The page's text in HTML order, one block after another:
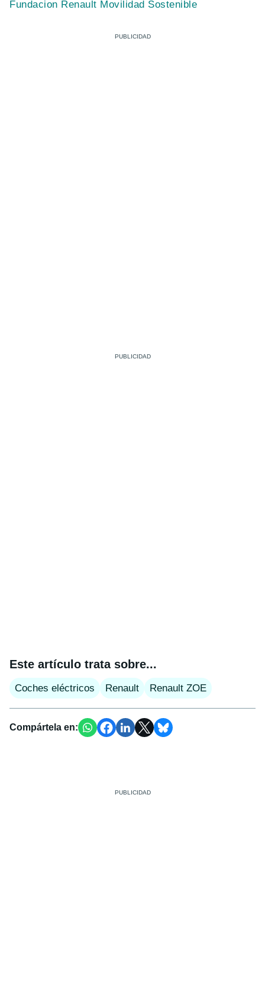
Fundacion Renault Movilidad Sostenible
Este artículo trata sobre...
Coches eléctricos Renault Renault ZOE
Compártela en: